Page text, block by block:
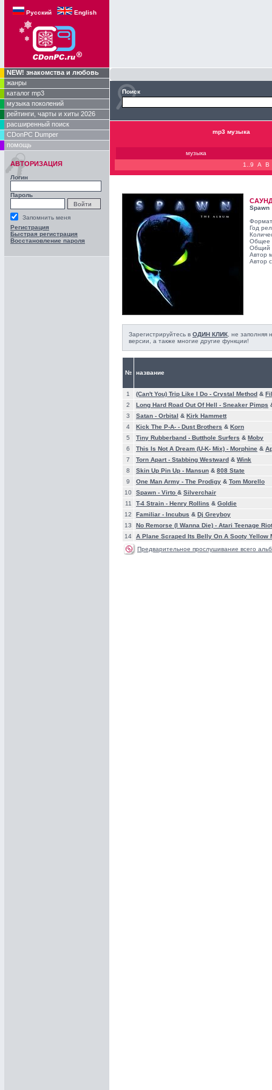
Русский English
NEW! знакомства и любовь
жанры
каталог mp3
музыка поколений
рейтинги, чарты и хиты 2026
расширенный поиск
CDonPC Dumper
помощь
АВТОРИЗАЦИЯ
Логин
Пароль
Запомнить меня
Регистрация
Быстрая регистрация
Восстановление пароля
Поиск
mp3 музыка
музыка
1..9
A B
Spawn
Год
Общее
Общий
Автор
Автор
Зарегистрируйтесь в ОДИН КЛИК , не
версии, а также многие другие функции!
№ название
1 (Can't You) Trip Like I Do - Crystal Method &
2
Long Hard Road Out Of Hell - Sneaker Pimps
3
Satan - Orbital & Kirk Hammett
4
Kick The P-A- - Dust Brothers & Korn
5
Tiny Rubberband - Butthole Surfers & Moby
6
This Is Not A Dream (U-K- Mix) - Morphine &
7
Torn Apart - Stabbing Westward & Wink
8
Skin Up Pin Up - Mansun & 808 State
9
One Man Army - The Prodigy & Tom Morello
10
Spawn - Virto & Silverchair
11
T-4 Strain - Henry Rollins & Goldie
12
Familiar - Incubus & Dj Greyboy
13
No Remorse (I Wanna Die) - Atari Teenage Riot
14
A Plane Scraped Its Belly On A Sooty Yellow
Предварительное прослушивание всего